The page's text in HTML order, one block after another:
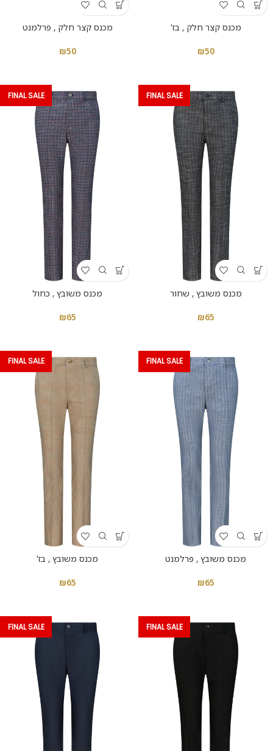
מכנס קצר חלק , בז'
₪50
מכנס קצר חלק , פרלמנט
₪50
FINAL SALE
מכנס משובץ , שחור
₪65
FINAL SALE
מכנס משובץ , כחול
₪65
FINAL SALE
מכנס משובץ , פרלמנט
₪65
FINAL SALE
מכנס משובץ , בז'
₪65
FINAL SALE
FINAL SALE